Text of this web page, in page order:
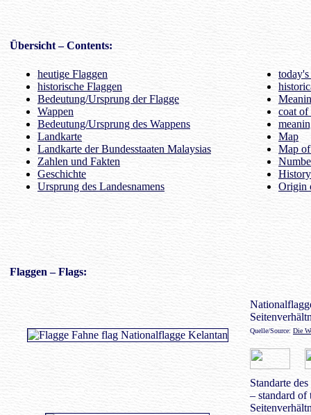
Übersicht– Contents:
heutige Flaggen
historische Flaggen
Bedeutung/Ursprung der Flagge
Wappen
Bedeutung/Ursprung des Wappens
Landkarte
Landkarte der Bundesstaaten Malaysias
Zahlen und Fakten
Geschichte
Ursprung des Landesnamens
coat of
Map
Map
History
Origin
Flaggen – Flags:
Quelle/Source: Die
Standarte
– standard of